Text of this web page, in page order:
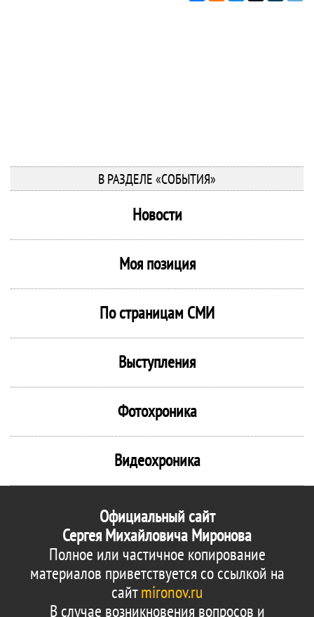
В РАЗДЕЛЕ «СОБЫТИЯ»
Новости
Моя позиция
По страницам СМИ
Выступления
Фотохроника
Видеохроника
Официальный сайт
Сергея Михайловича Миронова
Полное или частичное копирование
материалов приветствуется со ссылкой на
сайтmironov.ru
В случае возникновения вопросов и